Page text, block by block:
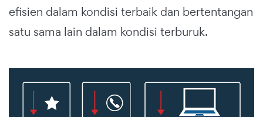
efisien dalam kondisi terbaik dan bertentangan
satu sama lain dalam kondisi terburuk.